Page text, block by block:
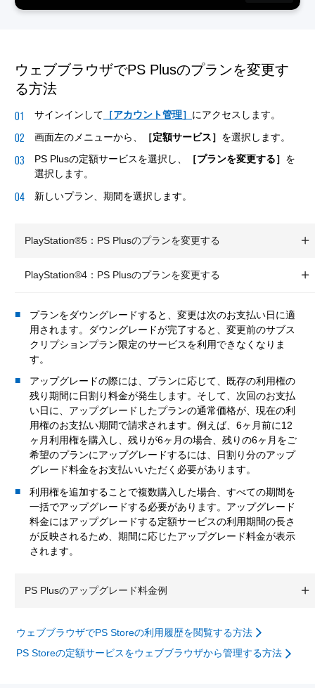
ウェブブラウザでPS Plusのプランを変更す
る方法
サインインして ［アカウント管理］ にアクセスします。
画面左のメニューから、
［定額サービス］ を選択します。
PS Plusの定額サービスを選択し、
［プランを変更する］ を
選択します。
新しいプラン、期間を選択します。
PlayStation®5：PS Plusのプランを変更する
PlayStation®4：PS Plusのプランを変更する
プランをダウングレードすると、変更は次のお支払い日に適
用されます。ダウングレードが完了すると、変更前のサブス
クリプションプラン限定のサービスを利用できなくなりま
す。
アップグレードの際には、プランに応じて、既存の利用権の
残り期間に日割り料金が発生します。そして、次回のお支払
い日に、アップグレードしたプランの通常価格が、現在の利
用権のお支払い期間で請求されます。例えば、6ヶ月前に12
ヶ月利用権を購入し、残りが6ヶ月の場合、残りの6ヶ月をご
希望のプランにアップグレードするには、日割り分のアップ
グレード料金をお支払いいただく必要があります。
利用権を追加することで複数購入した場合、すべての期間を
一括でアップグレードする必要があります。アップグレード
料金にはアップグレードする定額サービスの利用期間の長さ
が反映されるため、期間に応じたアップグレード料金が表示
されます。
PS Plusのアップグレード料金例
ウェブブラウザでPS Storeの利用履歴を閲覧する方法
PS Storeの定額サービスをウェブブラウザから管理する方法